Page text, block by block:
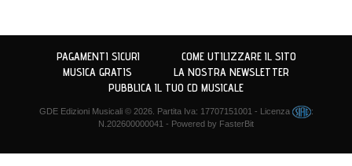
PAGAMENTI SICURI
COME UTILIZZARE IL SITO
MUSICA GRATIS
LA NOSTRA NEWSLETTER
PUBBLICA IL TUO CD MUSICALE
GDE Edizioni Musicali© 2026. Partita Iva: 17707151001 - Licenza
:
N.202600000041 - Powered by FasterBit